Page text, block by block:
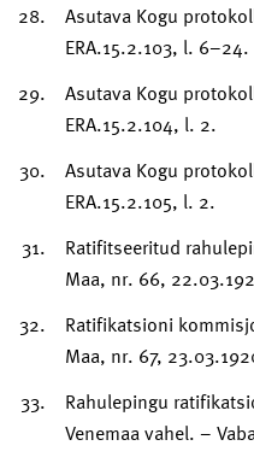
Asutava Kogu
ERA.15.2.103, l. 6–24.
Asutava Kogu
ERA.15.2.104, l. 2.
Asutava Kogu
ERA.15.2.105, l. 2.
Ratifitseeritud
Maa, nr. 66,
Ratifikatsioni
Maa, nr. 67,
Rahulepingu
Venemaa vahel. –